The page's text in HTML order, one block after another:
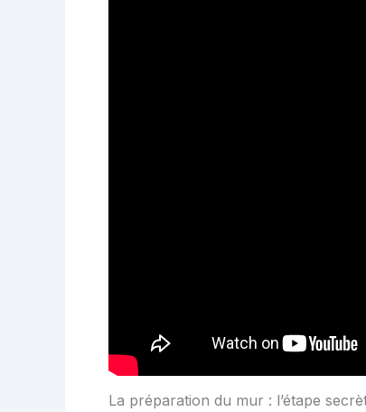
La préparation du mur : l’étape